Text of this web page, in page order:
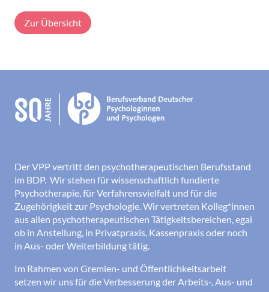
Zur Übersicht
Der VPP vertritt den psychotherapeutischen Berufsstand
im BDP. Wir stehen für wissenschaftlich fundierte
Psychotherapie, für Verfahrensvielfalt und für die
Zugehörigkeit zur Psychologie. Wir vertreten Kolleg*innen
aus allen psychotherapeutischen Tätigkeitsbereichen, egal
ob in Anstellung, in Privatpraxis, Kassenpraxis oder noch
in Aus- oder Weiterbildung tätig.
Im Rahmen von Gremien- und Öffentlichkeitsarbeit
setzen wir uns für die Verbesserung der Arbeits-, Aus- und